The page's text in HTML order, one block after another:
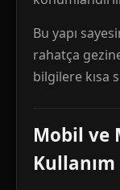
Bu yapı
rahatça
bilgilere kısa
Mobil ve
Kullanım